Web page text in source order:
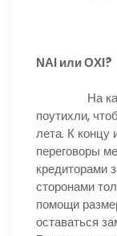
ΝΑΙ или ΟΧΙ?
На какое-
поутихли,
лета. К концу
переговоры
кредиторами
сторонами
помощи
оставаться